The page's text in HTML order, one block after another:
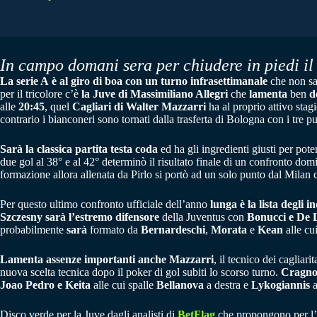
In campo domani sera per chiudere in piedi
La serie A è al giro di boa con un turno infrasettimanale che non
per il tricolore c’è la Juve di Massimiliano Allegri che lamenta ben
alle 20:45, quel Cagliari di Walter Mazzarri ha al proprio attivo
contrario i bianconeri sono tornati dalla trasferta di Bologna con i tre
Sarà la classica partita testa coda ed ha gli ingredienti giusti per
due gol al 38° e al 42° determinò il risultato finale di un confronto
formazione allora allenata da Pirlo si portò ad un solo punto dal
Per questo ultimo confronto ufficiale dell’anno lunga è la lista degli
Szczesny sarà l’estremo difensore della Juventus con Bonucci e De
probabilmente sarà formato da Bernardeschi, Morata e Kean alle
Lamenta assenze importanti anche Mazzarri, il tecnico dei
nuova scelta tecnica dopo il poker di gol subiti lo scorso turno. Cragno
Joao Pedro e Keita alle cui spalle Bellanova a destra e Lykogiannis
Disco verde per la Juve dagli analisti di BetFlag che propongono per